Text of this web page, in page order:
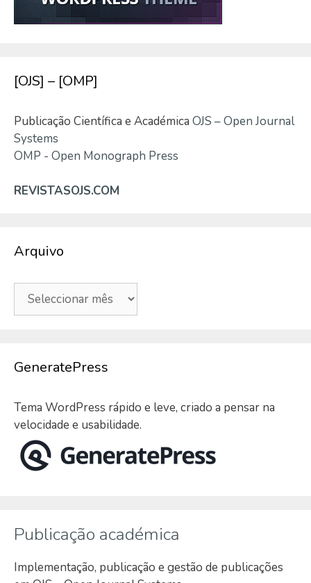
[OJS] – [OMP]
Publicação Científica e Académica OJS – Open Journal
Systems
OMP - Open Monograph Press
REVISTASOJS.COM
Arquivo
Arquivo
GeneratePress
Tema WordPress rápido e leve, criado a pensar na
velocidade e usabilidade.
Publicação académica
Implementação, publicação e gestão de publicações